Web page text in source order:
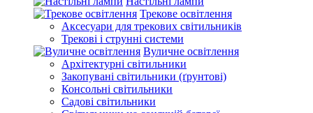
Трекове освітлення
Аксесуари для трекових світильників
Трекові і струнні системи
Вуличне освітлення
Архітектурні світильники
Закопувані світильники (ґрунтові)
Консольні світильники
Садові світильники